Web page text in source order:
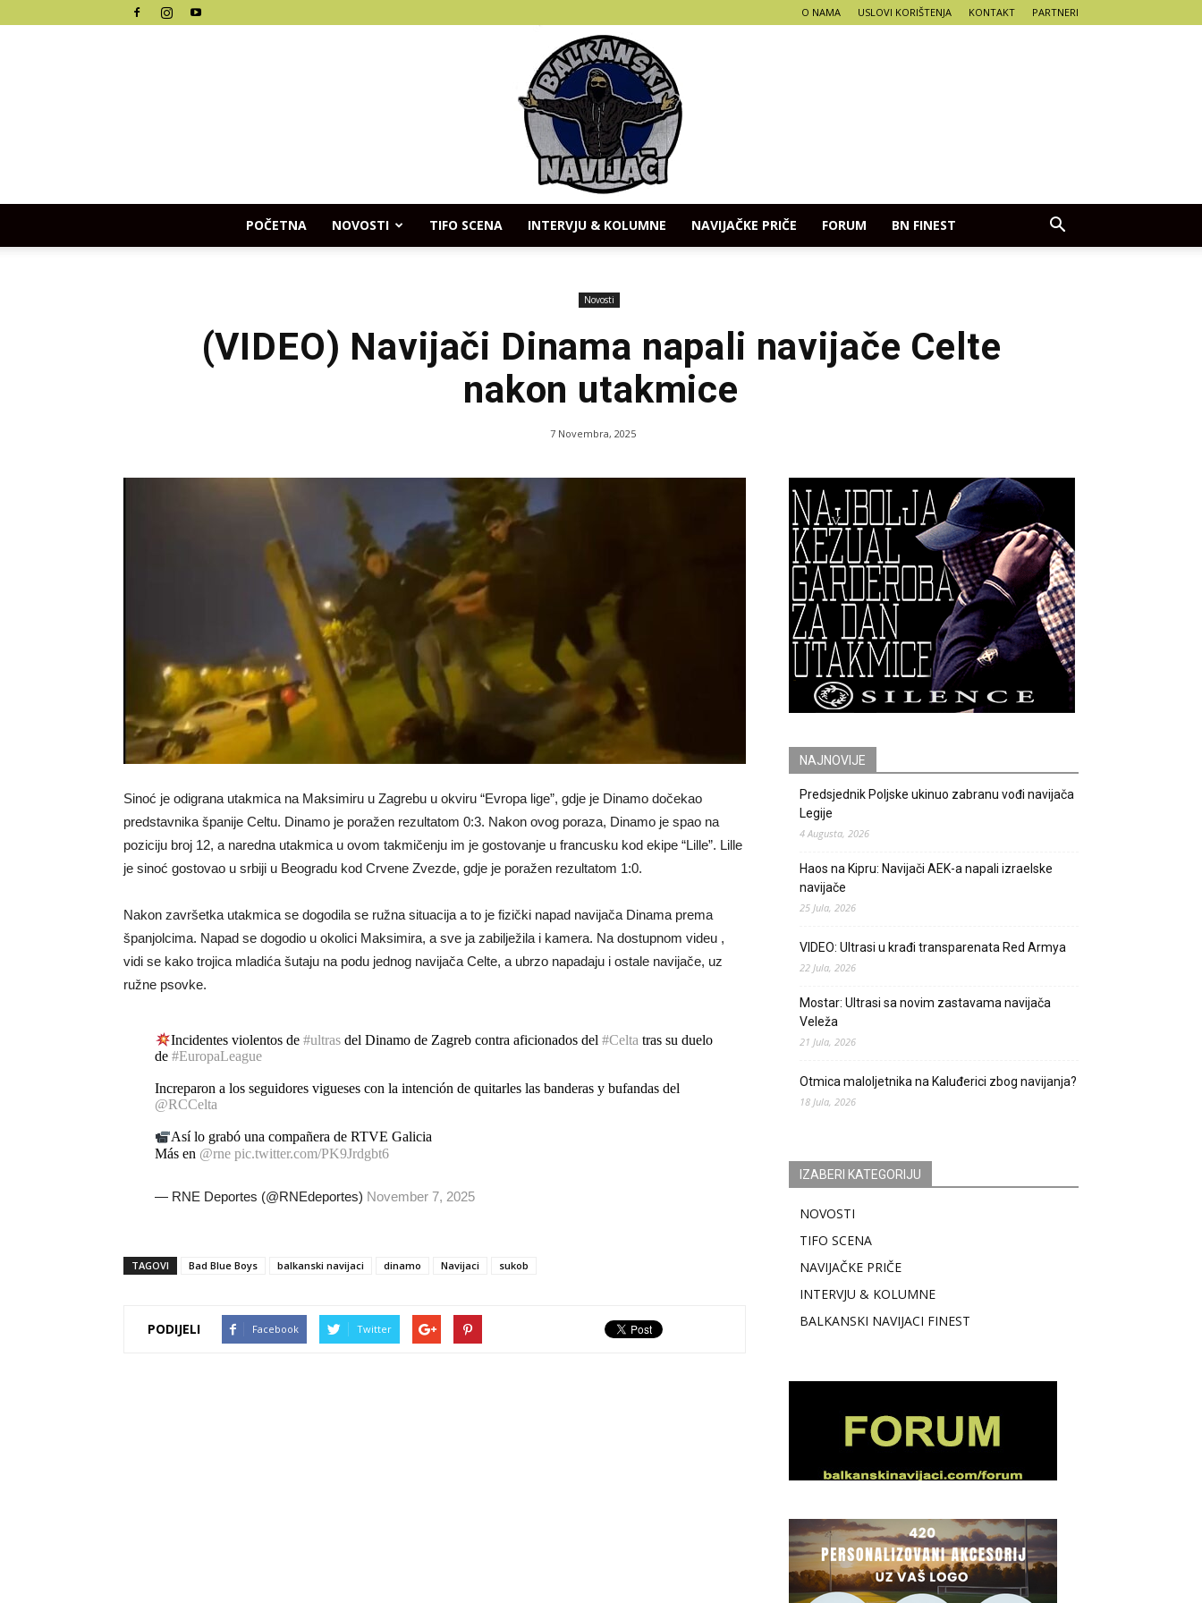
O NAMA USLOVI KORIŠTENJA KONTAKT PARTNERI
Navijaci
POČETNA NOVOSTI TIFO SCENA INTERVJU & KOLUMNE NAVIJAČKE PRIČE FORUM BN FINEST
Novosti
(VIDEO) Navijači Dinama napali navijače Celte
nakon utakmice
7 Novembra, 2025
Sinoć je odigrana utakmica na Maksimiru u Zagrebu u okviru “Evropa lige”, gdje je Dinamo dočekao
predstavnika španije Celtu. Dinamo je poražen rezultatom 0:3. Nakon ovog poraza, Dinamo je spao na
poziciju broj 12, a naredna utakmica u ovom takmičenju im je gostovanje u francusku kod ekipe “Lille”. Lille
je sinoć gostovao u srbiji u Beogradu kod Crvene Zvezde, gdje je poražen rezultatom 1:0.
Nakon završetka utakmica se dogodila se ružna situacija a to je fizički napad navijača Dinama prema
španjolcima. Napad se dogodio u okolici Maksimira, a sve ja zabilježila i kamera. Na dostupnom videu ,
vidi se kako trojica mladića šutaju na podu jednog navijača Celte, a ubrzo napadaju i ostale navijače, uz
ružne psovke.
Incidentes violentos de#ultras del Dinamo de Zagreb contra aficionados del#Celta tras su duelo
de #EuropaLeague
Increparon a los seguidores vigueses con la intención de quitarles las banderas y bufandas del
@RCCelta
Así lo grabó una compañera de RTVE Galicia
Más en @rne pic.twitter.com/PK9Jrdgbt6
— RNE Deportes (@RNEdeportes) November 7, 2025
TAGOVI Bad Blue Boys balkanski navijaci dinamo Navijaci sukob
PODIJELI Facebook Twitter
NAJNOVIJE
Predsjednik Poljske ukinuo zabranu vođi navijača
Legije
4 Augusta, 2026
Haos na Kipru: Navijači AEK-a napali izraelske
navijače
25 Jula, 2026
VIDEO: Ultrasi u krađi transparenata Red Armya
22 Jula, 2026
Mostar: Ultrasi sa novim zastavama navijača
Veleža
21 Jula, 2026
Otmica maloljetnika na Kaluđerici zbog navijanja?
18 Jula, 2026
IZABERI KATEGORIJU
NOVOSTI
TIFO SCENA
NAVIJAČKE PRIČE
INTERVJU & KOLUMNE
BALKANSKI NAVIJACI FINEST